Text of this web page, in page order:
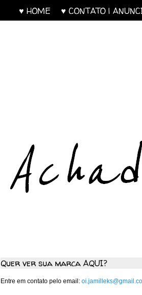
♥ HOME ♥ CONTATO |
Quer ver sua marca AQUI?
Entre em contato pelo email: